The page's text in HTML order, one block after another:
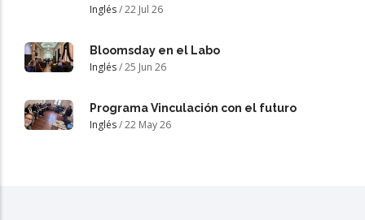
Inglés/22 Jul 26
Bloomsday en el Labo
Inglés/25 Jun 26
Programa Vinculación con el futuro
Inglés/22 May 26